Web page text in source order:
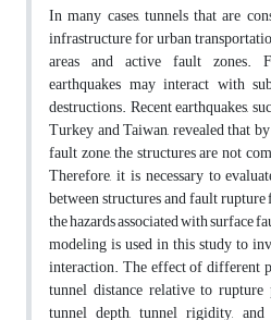
In many cases, tunnels that are
infrastructure for urban
areas and active fault zones.
earthquakes may interact with
destructions. Recent earthquakes,
Turkey and Taiwan, revealed that
fault zone, the structures are not
Therefore, it is necessary to
between structures and fault
the hazards associated with surface
modeling is used in this study to
interaction. The effect of different
tunnel distance relative to
tunnel depth, tunnel rigidity,